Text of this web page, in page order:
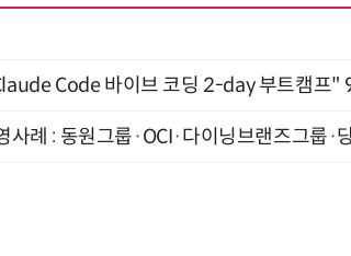
Code 바이브 코딩 2-day 부트캠프"
사례 : 동원그룹·OCI·다이닝브랜즈그룹·